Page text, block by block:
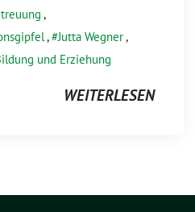
,
, Jutta Wegner,
und Erziehung
WEITERLESEN